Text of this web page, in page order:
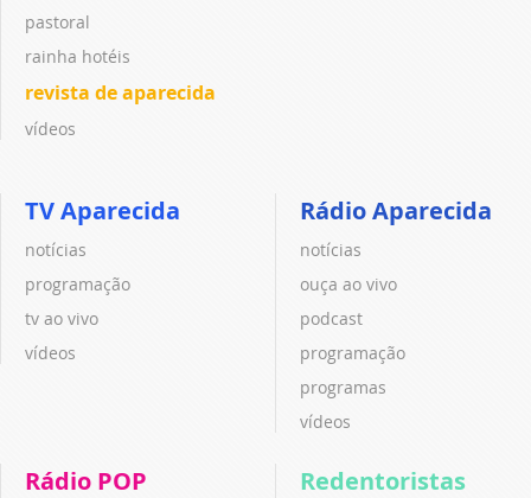
pastoral
rainha hotéis
revista de aparecida
vídeos
TV Aparecida
notícias
programação
tv ao vivo
vídeos
Rádio Aparecida
notícias
ouça ao vivo
podcast
programação
programas
vídeos
Rádio POP Redentoristas